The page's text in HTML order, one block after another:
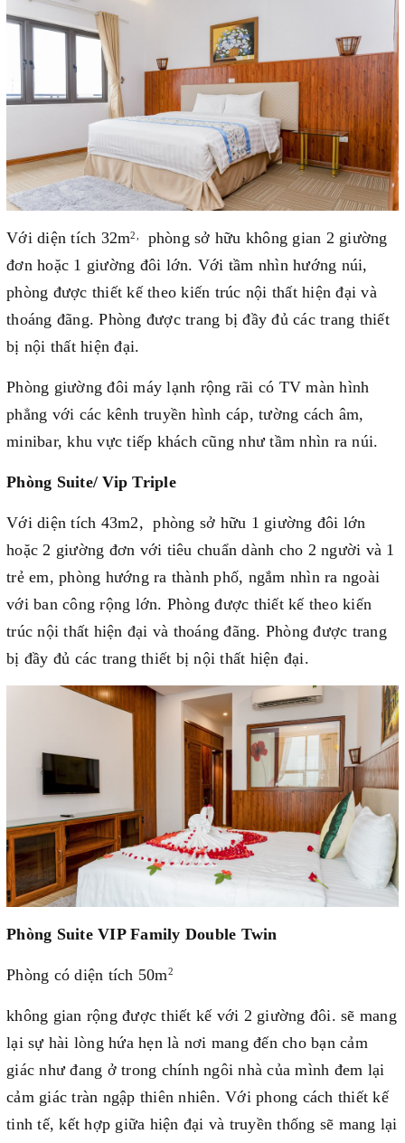
Với diện tích 32m2, phòng sở hữu không gian 2 giường
đơn hoặc 1 giường đôi lớn. Với tầm nhìn hướng núi,
phòng được thiết kế theo kiến trúc nội thất hiện đại và
thoáng đãng. Phòng được trang bị đầy đủ các trang thiết
bị nội thất hiện đại.
Phòng giường đôi máy lạnh rộng rãi có TV màn hình
phẳng với các kênh truyền hình cáp, tường cách âm,
minibar, khu vực tiếp khách cũng như tầm nhìn ra núi.
Phòng Suite/ Vip Triple
Với diện tích 43m2, phòng sở hữu 1 giường đôi lớn
hoặc 2 giường đơn với tiêu chuẩn dành cho 2 người và 1
trẻ em, phòng hướng ra thành phố, ngắm nhìn ra ngoài
với ban công rộng lớn. Phòng được thiết kế theo kiến
trúc nội thất hiện đại và thoáng đãng. Phòng được trang
bị đầy đủ các trang thiết bị nội thất hiện đại.
Phòng Suite VIP Family Double Twin
Phòng có diện tích 50m2
không gian rộng được thiết kế với 2 giường đôi. sẽ mang
lại sự hài lòng hứa hẹn là nơi mang đến cho bạn cảm
giác như đang ở trong chính ngôi nhà của mình đem lại
cảm giác tràn ngập thiên nhiên. Với phong cách thiết kế
tinh tế, kết hợp giữa hiện đại và truyền thống sẽ mang lại